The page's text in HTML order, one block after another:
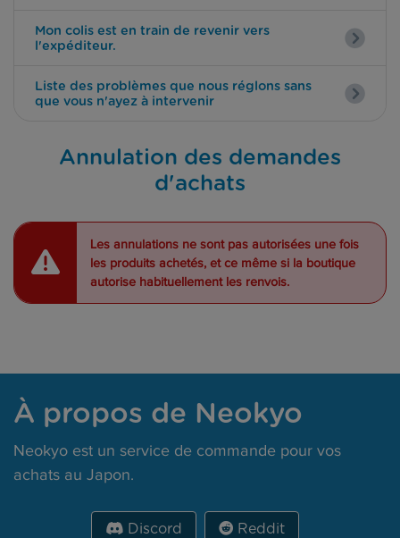
Mon colis est en train de revenir vers
l'expéditeur.
Liste des problèmes que nous réglons sans
que vous n'ayez à intervenir
Annulation des demandes
d'achats
Les annulations ne sont pas autorisées une fois
les produits achetés, et ce même si la boutique
autorise habituellement les renvois.
À propos de Neokyo
Neokyo est un service de commande pour vos
achats au Japon.
Discord Reddit